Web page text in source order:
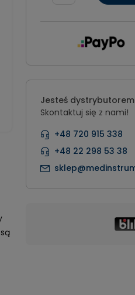
Jesteś
Skontaktuj się z nami!
+48 720 915 338
+48 22 298 53 38